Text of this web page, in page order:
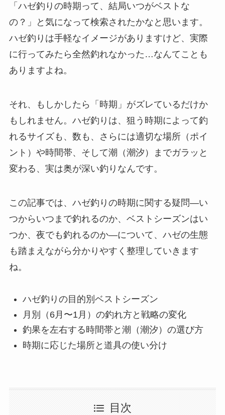
「ハゼ釣りの時期って、結局いつがベストな
の？」と気になって検索されたかなと思います。
ハゼ釣りは手軽なイメージがありますけど、実際
に行ってみたら全然釣れなかった…なんてことも
ありますよね。
それ、もしかしたら「時期」がズレているだけか
もしれません。ハゼ釣りは、狙う時期によって釣
れるサイズも、数も、さらには適切な場所（ポイ
ント）や時間帯、そして潮（潮汐）までガラッと
変わる、実は奥が深い釣りなんです。
この記事では、ハゼ釣りの時期に関する疑問—い
つからいつまで釣れるのか、ベストシーズンはい
つか、夜でも釣れるのか—について、ハゼの生態
も踏まえながら分かりやすく整理していきます
ね。
ハゼ釣りの目的別ベストシーズン
月別（6月〜1月）の釣れ方と戦略の変化
釣果を左右する時間帯と潮（潮汐）の選び方
時期に応じた場所と道具の使い分け
目次